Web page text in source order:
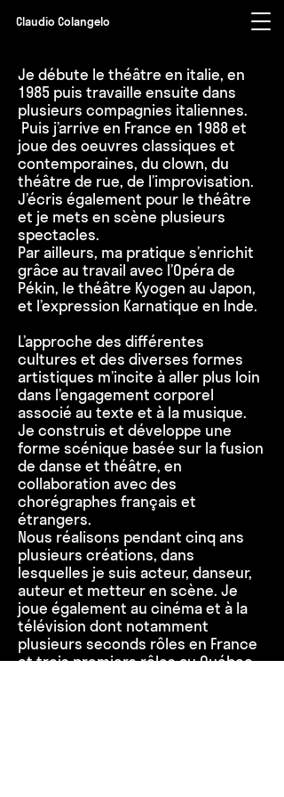
Claudio Colangelo
Je débute le théâtre en italie, en
1985 puis travaille ensuite dans
plusieurs compagnies italiennes.
Puis j’arrive en France en 1988 et
joue des oeuvres classiques et
contemporaines, du clown, du
théâtre de rue, de l’improvisation.
J’écris également pour le théâtre
et je mets en scène plusieurs
spectacles.
Par ailleurs, ma pratique s’enrichit
grâce au travail avec l’Opéra de
Pékin, le théâtre Kyogen au Japon,
et l’expression Karnatique en Inde.
L’approche des différentes
cultures et des diverses formes
artistiques m’incite à aller plus loin
dans l’engagement corporel
associé au texte et à la musique.
Je construis et développe une
forme scénique basée sur la fusion
de danse et théâtre, en
collaboration avec des
chorégraphes français et
étrangers.
Nous réalisons pendant cinq ans
plusieurs créations, dans
lesquelles je suis acteur, danseur,
auteur et metteur en scène. Je
joue également au cinéma et à la
télévision dont notamment
plusieurs seconds rôles en France
et trois premiers rôles au Québec.